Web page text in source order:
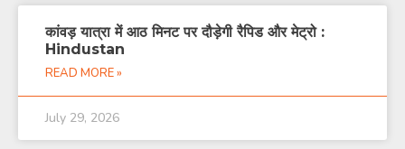
कांवड़ यात्रा में आठ मिनट पर दौड़ेगी रैपिड और मेट्रो :
Hindustan
READ MORE »
July 29, 2026